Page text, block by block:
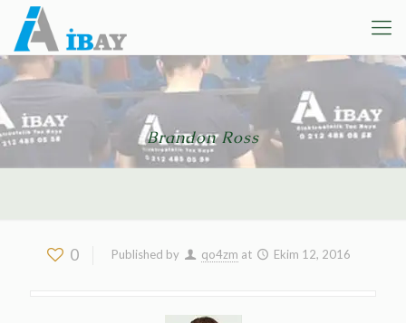
Brandon Ross
0 Published by qo4zm at Ekim 12, 2016